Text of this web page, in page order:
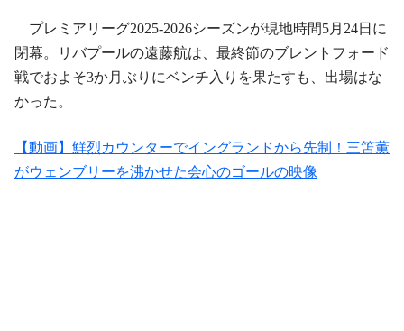
プレミアリーグ2025-2026シーズンが現地時間5月24日に
閉幕。リバプールの遠藤航は、最終節のブレントフォード
戦でおよそ3か月ぶりにベンチ入りを果たすも、出場はな
かった。
【動画】鮮烈カウンターでイングランドから先制！三笘薫
がウェンブリーを沸かせた会心のゴールの映像